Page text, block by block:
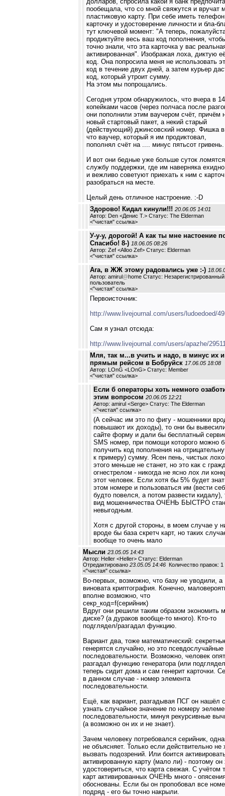
пообещала, что со мной свяжутся и вручат
пластиковую карту. При себе иметь
карточку и удостоверение личности и бла-
тут ключевой момент: "А теперь,
продиктуйте весь ваш код пополнения,
точно знали, что эта карточка у вас
активированная". Изображая лоха, диктую
код. Она попросила меня не использовать
код в течение двух дней, а затем курьер
код, который утроит сумму.
На этом мы попрощались.
Сегодня утром обнаружилось, что вчера в
копейками часов (через полчаса после
они пополнили этим ваучером счёт, причём
новый стартовый пакет, а некий старый
(действующий) джинсовский номер. Фишка
что ваучер, который я им продиктовал,
пополнял счёт на .... минус пятьсот гривень.
И вот они бедные уже больше суток
службу поддержки, где им наверняка ехидно
и вежливо советуют приехать к ним с
разобраться на месте.
Целый день отличное настроение. :-D
Здорово! Кидал кинули!!! 20.06.05 14:01
Автор: Den <Денис Т.> Статус: The Elderman
<"чистая" ссылка>
У-у-у, дорогой! А как ты мне настоение
Спасибо! 8-) 18.06.05 08:26
Автор: Zef <Alloo Zef> Статус: Elderman
<"чистая" ссылка>
Ага, в ЖЖ этому радовались уже :-)
Автор: amirul@home Статус: Незарегистрированный
пользователь
<"чистая" ссылка>
Первоисточник:
http://www.livejournal.com/users/ludoedoed/
Сам я узнал отсюда:
http://www.livejournal.com/users/apazhe/
Мля, так м...в учить и надо, в минус их и
прямым рейсом в Бобруйск 17.06.05 18:08
Автор: LOnG <LOnG> Статус: Member
<"чистая" ссылка>
Если б операторы хоть немного
этим вопросом 20.06.05 12:21
Автор: amirul <Serge> Статус: The Elderman
<"чистая" ссылка>
(А сейчас им это по фигу - мошенники
повышают их доходы), то они бы
сайте форму и дали бы бесплатный
SMS номер, при помощи которого можно
получить код пополнения на
к примеру) сумму. Ясен пень, чистых
этого меньше не станет, но это как с
огнестрелом - никогда не ясно лох ли
этот человек. Если хотя бы 5% будет
этом номере и пользоваться им (вести
будто повелся, а потом развести кидалу),
вид мошенничества ОЧЕНЬ БЫСТРО
невыгодным.
Хотя с другой стороны, в моем случае у
вроде бы база скретч карт, но таких
вообще то очень мало
Мысли 23.05.05 14:43
Автор: Heller <Heller> Статус: Elderman
Отредактировано 23.05.05 14:46 Количество правок: 1
<"чистая" ссылка>
Во-первых, возможно, что базу не уводили, а
виновата криптография. Конечно,
вполне возможно, что
секр_код=f(серийник)
Вдруг они решили таким образом экономить
диске? (а дураков вообще-то много). Кто-то
подглядел/разгадал функцию.
Вариант два, тоже математический:
генерятся случайно, но это псевдослучайные
последовательности. Возможно, человек
разгадал функцию генератора (или
теперь сидит дома и сам генерит карточки.
в данном случае - номер элемента
последовательности.
Ещё, как вариант, разгадывая ПСГ он нашёл
узнать случайное значение по номеру
последовательности, минуя рекурсивные
(а возможно он их и не знает).
Зачем человеку потребовался серийник,
не объясняет. Только если действительно не
вызвать подозрений. Или боится
активированную карту (мало ли) - поэтому он
удостовериться, что карта свежая. С учётом
карт активированных ОЧЕНЬ много -
обоснованы. Если бы он пропобовал все
подряд - его бы точно накрыли.